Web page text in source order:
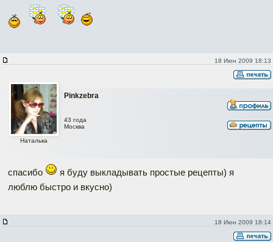
18 Июн 2009 18:13
Pinkzebra
Наталька
43 года
Москва
спасибо
я буду выкладывать простые рецепты) я
люблю быстро и вкусно)
18 Июн 2009 18:14